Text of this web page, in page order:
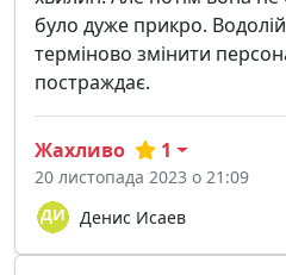
було дуже прикро.
терміново змінити
постраждає.
Денис Исаев
Жахливо 1
20 листопада 2023 о 21:09